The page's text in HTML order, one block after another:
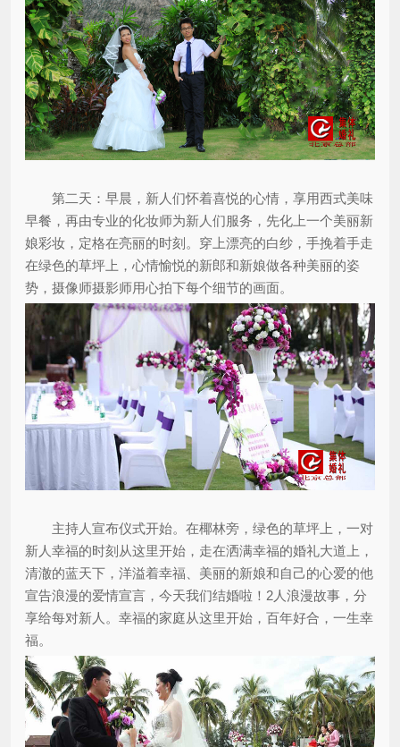
第二天：早晨，新人们怀着喜悦的心情，享用西式美味
早餐，再由专业的化妆师为新人们服务，先化上一个美丽新
娘彩妆，定格在亮丽的时刻。穿上漂亮的白纱，手挽着手走
在绿色的草坪上，心情愉悦的新郎和新娘做各种美丽的姿
势，摄像师摄影师用心拍下每个细节的画面。
主持人宣布仪式开始。在椰林旁，绿色的草坪上，一对
新人幸福的时刻从这里开始，走在洒满幸福的婚礼大道上，
清澈的蓝天下，洋溢着幸福、美丽的新娘和自己的心爱的他
宣告浪漫的爱情宣言，今天我们结婚啦！2人浪漫故事，分
享给每对新人。幸福的家庭从这里开始，百年好合，一生幸
福。